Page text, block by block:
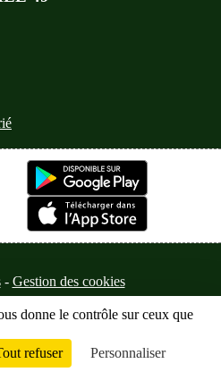
Gestion des cookies
Connexion
donne le contrôle sur ceux que
refuser Personnaliser